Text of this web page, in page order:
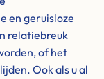
en geruisloze
relatiebreuk
of het
Ook als u al